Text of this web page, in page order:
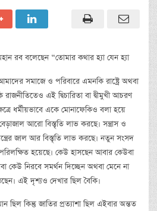
রব বলেছেন “তোমার কথার হ্যা যেন হ্যা
সমাজে ও পরিবারে এমনকি রাষ্ট্রে অথবা
রাজনীতিতেও এই দ্বিচারিতা বা দ্বীমুখী আচরণ
ধর্মীয়ভাবে একে মোনাফেকিও বলা হয়ে
আরো বিস্তৃতি লাভ করছে। সন্ত্রাস ও
জাল আর বিস্তৃতি লাভ করছে। নতুন সংসদ
হয়েছে। কেউ হাসছেন আবার কেউবা
কেউ নিরবে সমর্থন দিচ্ছেন অথবা মেনে না
এই দৃশ্যও দেখার ছিল বৈকি।
ছিল কিন্তু জাতির প্রত্যাশা ছিল এইবার অন্তত